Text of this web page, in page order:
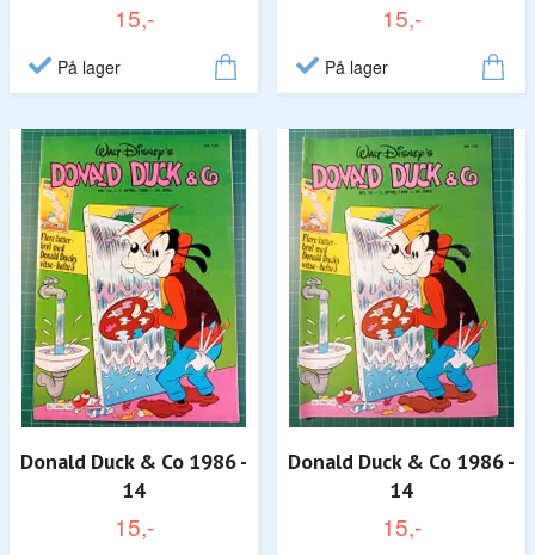
15,-
På lager
15,-
På lager
Donald Duck & Co 1986 -
14
15,-
Donald Duck & Co 1986 -
14
15,-